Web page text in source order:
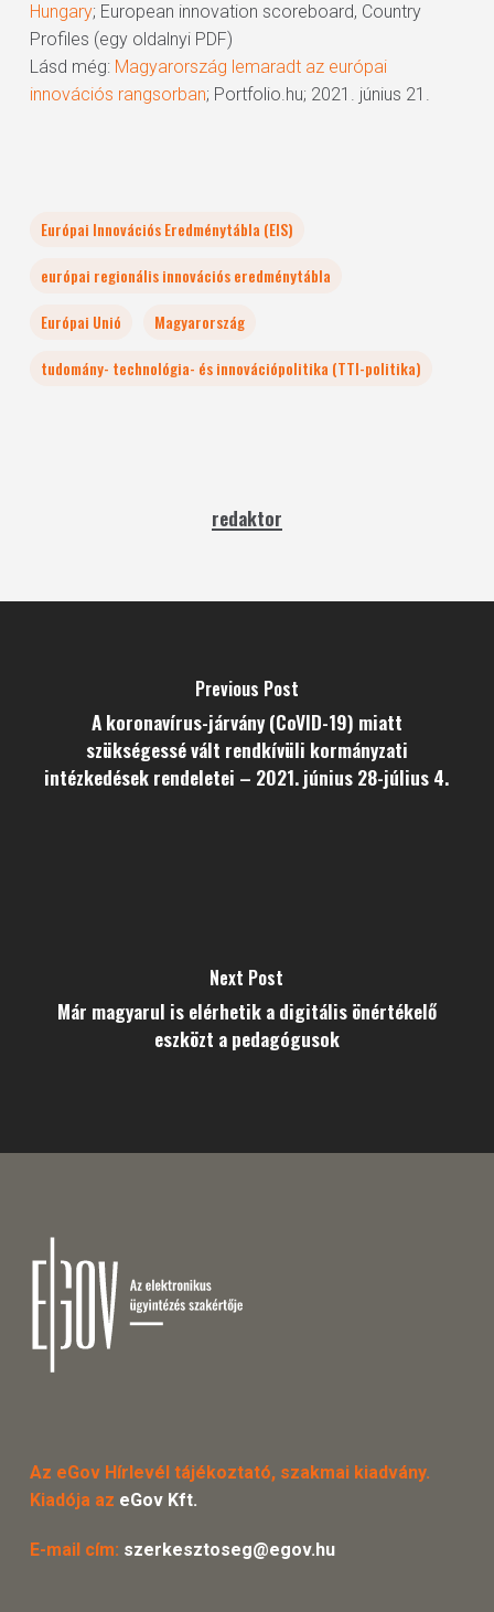
Hungary; European innovation scoreboard, Country
Profiles (egy oldalnyi PDF)
Lásd még: Magyarország lemaradt az európai
innovációs rangsorban; Portfolio.hu; 2021. június 21.
Európai Innovációs Eredménytábla (EIS)
európai regionális innovációs eredménytábla
Európai Unió
Magyarország
tudomány- technológia- és innovációpolitika (TTI-politika)
redaktor
Previous Post
A koronavírus-járvány (CoVID-19) miatt
szükségessé vált rendkívüli kormányzati
intézkedések rendeletei – 2021. június 28-július 4.
Next Post
Már magyarul is elérhetik a digitális önértékelő
eszközt a pedagógusok
Az eGov Hírlevél tájékoztató, szakmai kiadvány.
Kiadója az eGov Kft.
E-mail cím: szerkesztoseg@egov.hu